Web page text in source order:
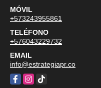
MÓVIL
+573243955861
TELÉFONO
+576043229732
EMAIL
info@estrategiapr.co
Facebook
Instagram
TikTok